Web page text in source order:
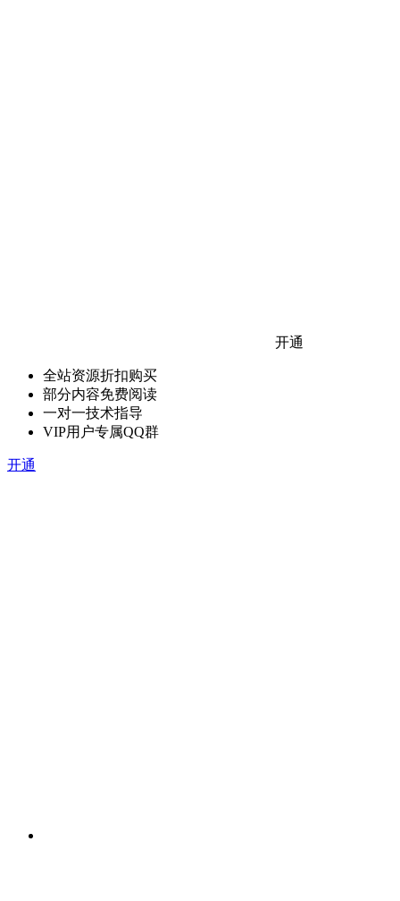
开通
全站资源折扣购买
部分内容免费阅读
一对一技术指导
VIP用户专属QQ群
开通